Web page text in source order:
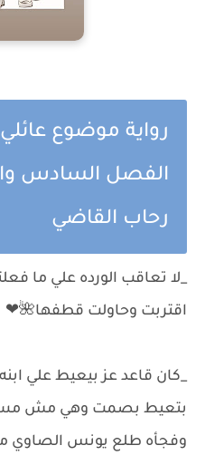
رواية موضوع عائلي
الفصل السادس
رحاب القاضي
_لا تعاقب الورده علي ما
اقتربت وحاولت قطفها🌺❤
_كان قاعد عز بيعيط علي ابنه
بتعيط بصمت وهي مش
وفجأه طلع يونس الصاوي